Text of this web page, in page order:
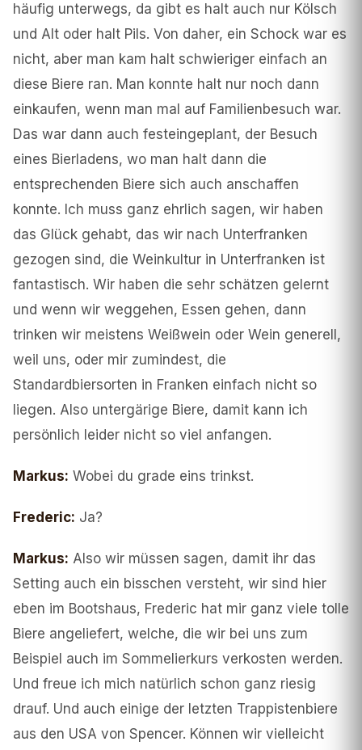
häufig unterwegs, da gibt es halt auch nur Kölsch
und Alt oder halt Pils. Von daher, ein Schock war es
nicht, aber man kam halt schwieriger einfach an
diese Biere ran. Man konnte halt nur noch dann
einkaufen, wenn man mal auf Familienbesuch war.
Das war dann auch festeingeplant, der Besuch
eines Bierladens, wo man halt dann die
entsprechenden Biere sich auch anschaffen
konnte. Ich muss ganz ehrlich sagen, wir haben
das Glück gehabt, das wir nach Unterfranken
gezogen sind, die Weinkultur in Unterfranken ist
fantastisch. Wir haben die sehr schätzen gelernt
und wenn wir weggehen, Essen gehen, dann
trinken wir meistens Weißwein oder Wein generell,
weil uns, oder mir zumindest, die
Standardbiersorten in Franken einfach nicht so
liegen. Also untergärige Biere, damit kann ich
persönlich leider nicht so viel anfangen.
Markus: Wobei du grade eins trinkst.
Frederic: Ja?
Markus: Also wir müssen sagen, damit ihr das
Setting auch ein bisschen versteht, wir sind hier
eben im Bootshaus, Frederic hat mir ganz viele tolle
Biere angeliefert, welche, die wir bei uns zum
Beispiel auch im Sommelierkurs verkosten werden.
Und freue ich mich natürlich schon ganz riesig
drauf. Und auch einige der letzten Trappistenbiere
aus den USA von Spencer. Können wir vielleicht